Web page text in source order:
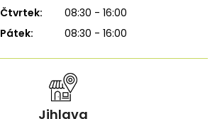
Čtvrtek:
08:30 - 16:00
Pátek:
08:30 - 16:00
Jihlava